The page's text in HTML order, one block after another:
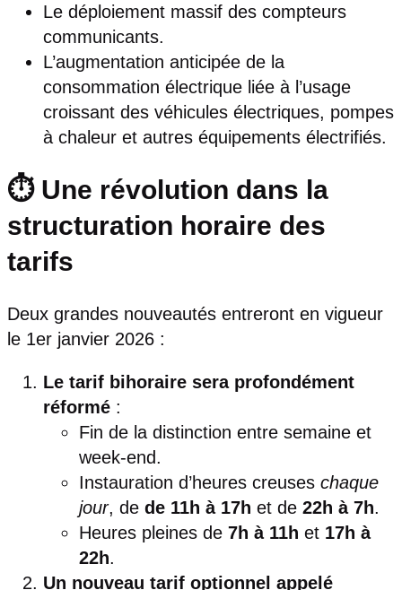
Le déploiement massif des compteurs
communicants.
L’augmentation anticipée de la
consommation électrique liée à l’usage
croissant des véhicules électriques, pompes
à chaleur et autres équipements électrifiés.
⏱️ Une révolution dans la
structuration horaire des
tarifs
Deux grandes nouveautés entreront en vigueur
le 1er janvier 2026 :
Le tarif bihoraire sera profondément
réformé :
Fin de la distinction entre semaine et
week-end.
Instauration d’heures creuses chaque
jour, de de 11h à 17h et de 22h à 7h.
Heures pleines de 7h à 11h et 17h à
22h.
Un nouveau tarif optionnel appelé